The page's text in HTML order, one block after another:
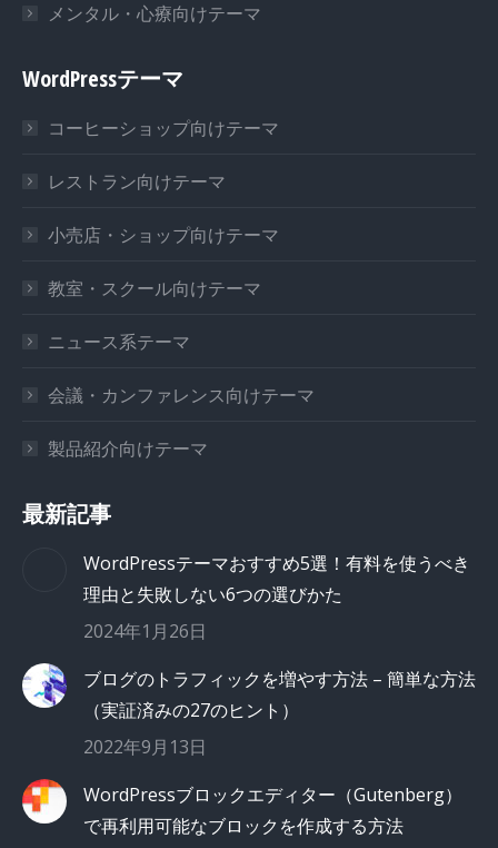
メンタル・心療向けテーマ
WordPressテーマ
コーヒーショップ向けテーマ
レストラン向けテーマ
小売店・ショップ向けテーマ
教室・スクール向けテーマ
ニュース系テーマ
会議・カンファレンス向けテーマ
製品紹介向けテーマ
最新記事
WordPressテーマおすすめ5選！有料を使うべき
理由と失敗しない6つの選びかた
2024年1月26日
ブログのトラフィックを増やす方法 – 簡単な方法
（実証済みの27のヒント）
2022年9月13日
WordPressブロックエディター（Gutenberg）
で再利用可能なブロックを作成する方法